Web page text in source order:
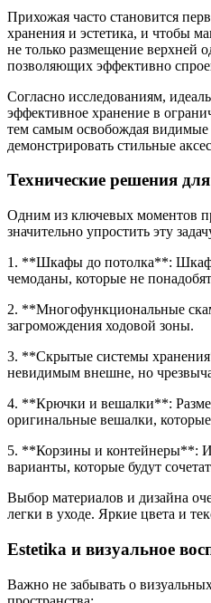
Прихожая часто становится
хранения и эстетика, и чтобы
не только размещение верхней
позволяющих эффективно
Согласно исследованиям,
эффективное хранение в
тем самым освобождая видимые
демонстрировать стильные
Технические решения
Одним из ключевых моментов
значительно упростить эту
1. **Шкафы до потолка**:
чемоданы, которые не
2. **Многофункциональные
загромождения ходовой зоны.
3. **Скрытые системы
невидимым внешне, но
4. **Крючки и вешалки**:
оригинальные вешалки,
5. **Корзины и контейнеры**:
варианты, которые будут
Выбор материалов и дизайна
легки в уходе. Яркие цвета и
Estetika и визуальное
Важно не забывать о